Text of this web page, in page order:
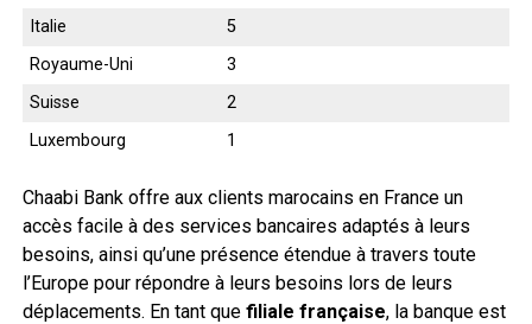
Italie
5
Royaume-Uni
3
Suisse
2
Luxembourg
1
Chaabi Bank offre aux clients marocains en France un
accès facile à des services bancaires adaptés à leurs
besoins, ainsi qu’une présence étendue à travers toute
l’Europe pour répondre à leurs besoins lors de leurs
déplacements. En tant que filiale française, la banque est